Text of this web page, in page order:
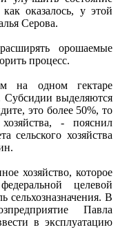
оказалось, у этой
Серова.
орошаемые
процесс.
на одном гектаре
Субсидии выделяются
это более 50%, то
- пояснил
сельского хозяйства
хозяйство, которое
целевой
сельхозназначения. В
Павла
в эксплуатацию